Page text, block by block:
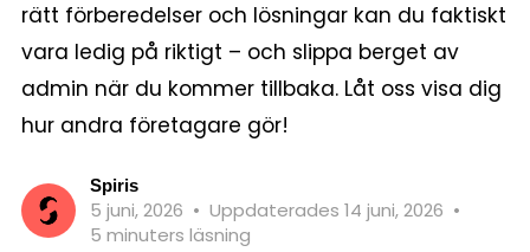
rätt förberedelser och lösningar kan du faktiskt
vara ledig på riktigt – och slippa berget av
admin när du kommer tillbaka. Låt oss visa dig
hur andra företagare gör!
Spiris
5 juni, 2026 • Uppdaterades 14 juni, 2026 •
5 minuters läsning